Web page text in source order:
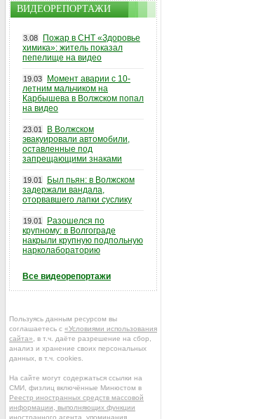
ВИДЕОРЕПОРТАЖИ
3.08
Пожар в СНТ «Здоровье
химика»: житель показал
пепелище на видео
19.03
Момент аварии с 10-
летним мальчиком на
Карбышева в Волжском попал
на видео
23.01
В Волжском
эвакуировали автомобили,
оставленные под
запрещающими знаками
19.01
Был пьян: в Волжском
задержали вандала,
оторвавшего лапки суслику
19.01
Разошелся по
крупному: в Волгограде
накрыли крупную подпольную
нарколабораторию
Все видеорепортажи
Пользуясь данным ресурсом вы
соглашаетесь с «Условиями использования
сайта» , в т.ч. даёте разрешение на сбор,
анализ и хранение своих персональных
данных, в т.ч. cookies.
На сайте могут содержаться ссылки на
СМИ, физлиц включённые Минюстом в
Реестр иностранных средств массовой
информации, выполняющих функции
иностранного агента , упоминания